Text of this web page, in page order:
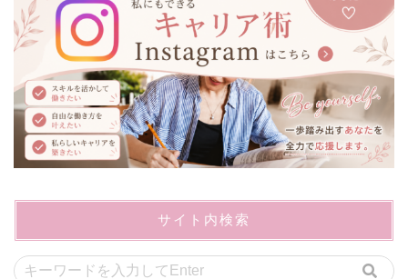
サイト内検索